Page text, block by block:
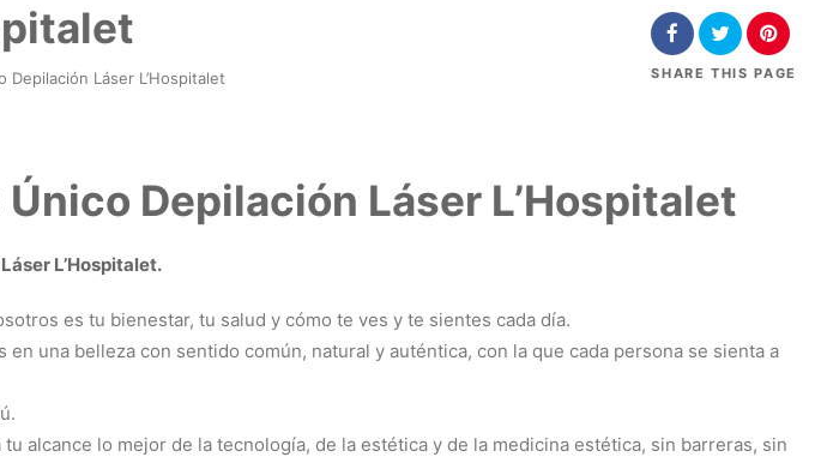
Depilación Láser L’Hospitalet SHARE THIS PAGE
Depilación Láser L’Hospitalet
L’Hospitalet.
es tu bienestar, tu salud y cómo te ves y te sientes cada día.
en una belleza con sentido común, natural y auténtica, con la que cada persona se sienta a
alcance lo mejor de la tecnología, de la estética y de la medicina estética, sin barreras, sin